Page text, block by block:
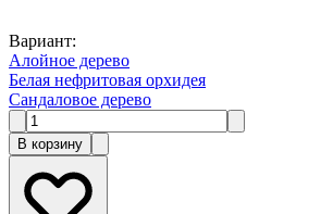
Вариант:
Алойное дерево
Белая нефритовая орхидея
Сандаловое дерево
В корзину